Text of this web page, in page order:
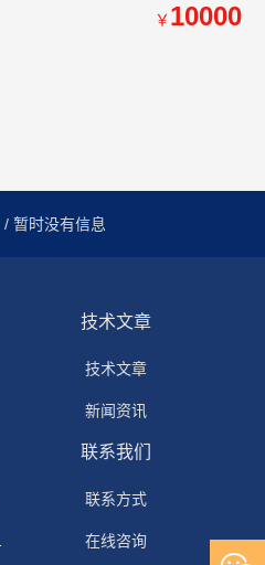
￥ 10000
/ 暂时没有信息
技术文章
技术文章
新闻资讯
联系我们
联系方式
在线咨询